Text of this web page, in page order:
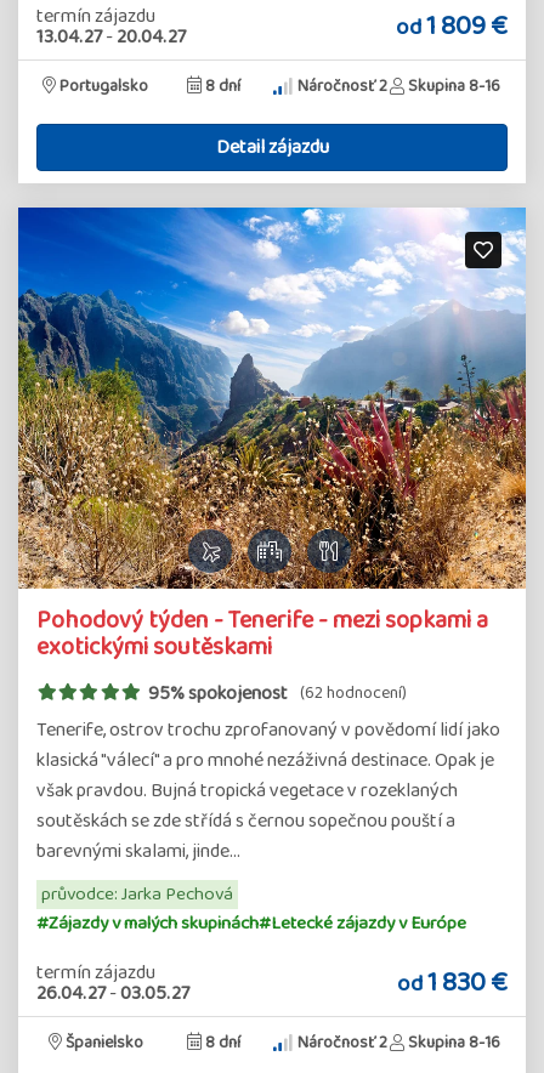
termín zájazdu
13.04.27-20.04.27 od1 809 €
Portugalsko 8 dní Náročnosť 2 Skupina 8-16
Detail zájazdu
Pohodový týden - Tenerife - mezi sopkami a
exotickými soutěskami
95% spokojenost (62 hodnocení)
Tenerife, ostrov trochu zprofanovaný v povědomí lidí jako
klasická "válecí" a pro mnohé nezáživná destinace. Opak je
však pravdou. Bujná tropická vegetace v rozeklaných
soutěskách se zde střídá s černou sopečnou pouští a
barevnými skalami, jinde…
průvodce: Jarka Pechová
#Zájazdy v malých skupinách#Letecké zájazdy v Európe
termín zájazdu
26.04.27-03.05.27 od1 830 €
Španielsko 8 dní Náročnosť 2 Skupina 8-16